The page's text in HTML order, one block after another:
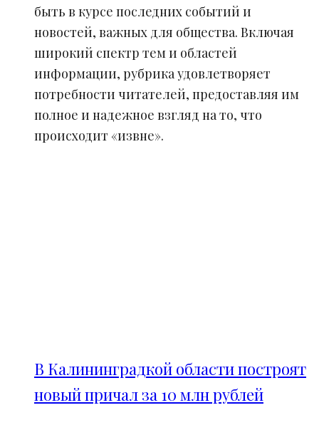
быть в курсе последних событий и
новостей, важных для общества. Включая
широкий спектр тем и областей
информации, рубрика удовлетворяет
потребности читателей, предоставляя им
полное и надежное взгляд на то, что
происходит «извне».
В Калининградкой области построят
новый причал за 10 млн рублей